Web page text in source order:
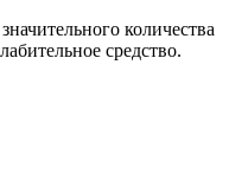
количества
средство.